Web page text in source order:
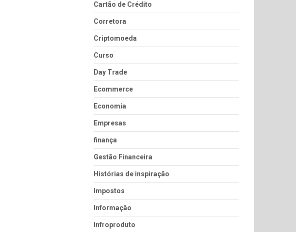
Cartão de Crédito
Corretora
Criptomoeda
Curso
Day Trade
Ecommerce
Economia
Empresas
finança
Gestão Financeira
Histórias de inspiração
Impostos
Informação
Infroproduto